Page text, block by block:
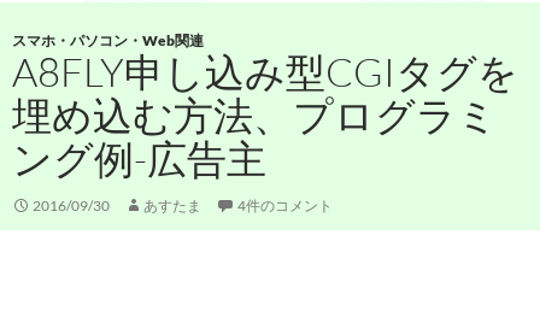
スマホ・パソコン・Web関連
A8FLY申し込み型CGIタグを
埋め込む方法、プログラミ
ング例-広告主
2016/09/30 あすたま 4件のコメント